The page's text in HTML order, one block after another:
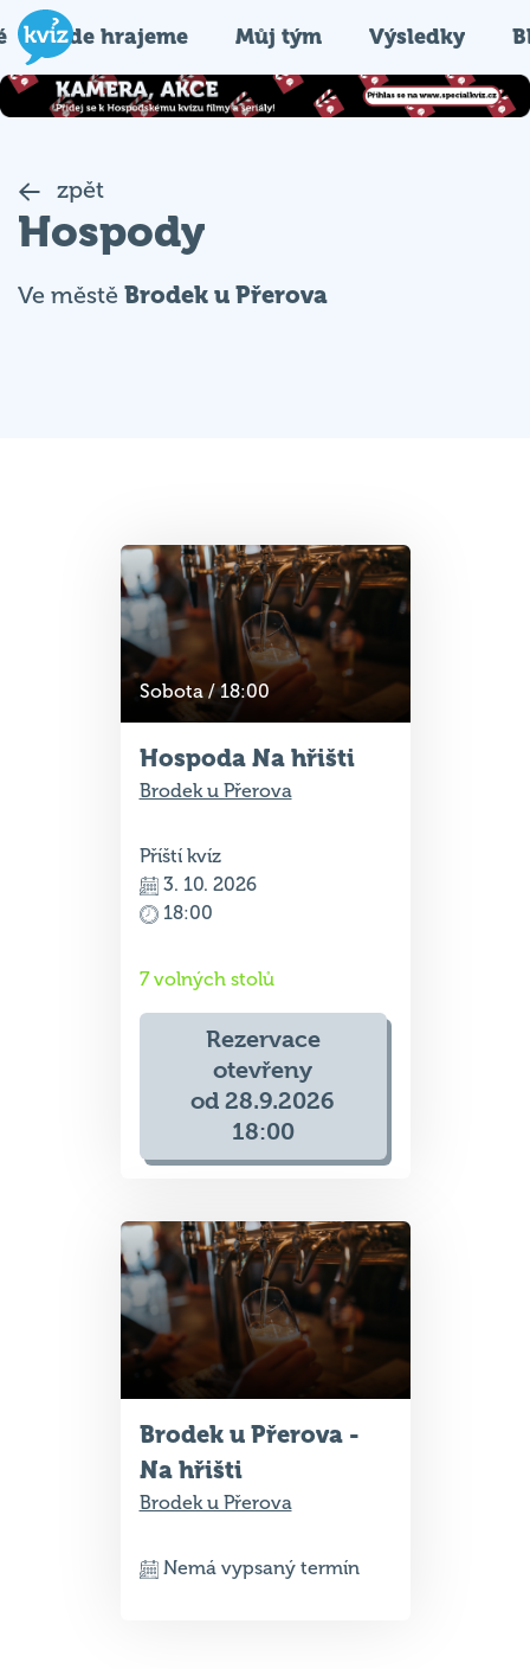
Kde hrajeme Můj tým Výsledky
zpět
Hospody
Ve městě Brodek u Přerova
Sobota / 18:00
Hospoda Na hřišti
Brodek u Přerova
Příští kvíz
3. 10. 2026
18:00
7 volných stolů
Rezervace
otevřeny
od 28.9.2026
18:00
Brodek u Přerova -
Na hřišti
Brodek u Přerova
Nemá vypsaný termín